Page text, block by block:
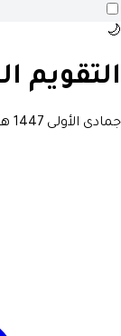
🌙
التقويم
جمادى الأولى 1447 هـ